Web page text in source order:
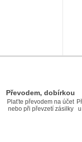
Převodem, dobírkou
Plaťte převodem na účet
nebo při převzetí zásilky